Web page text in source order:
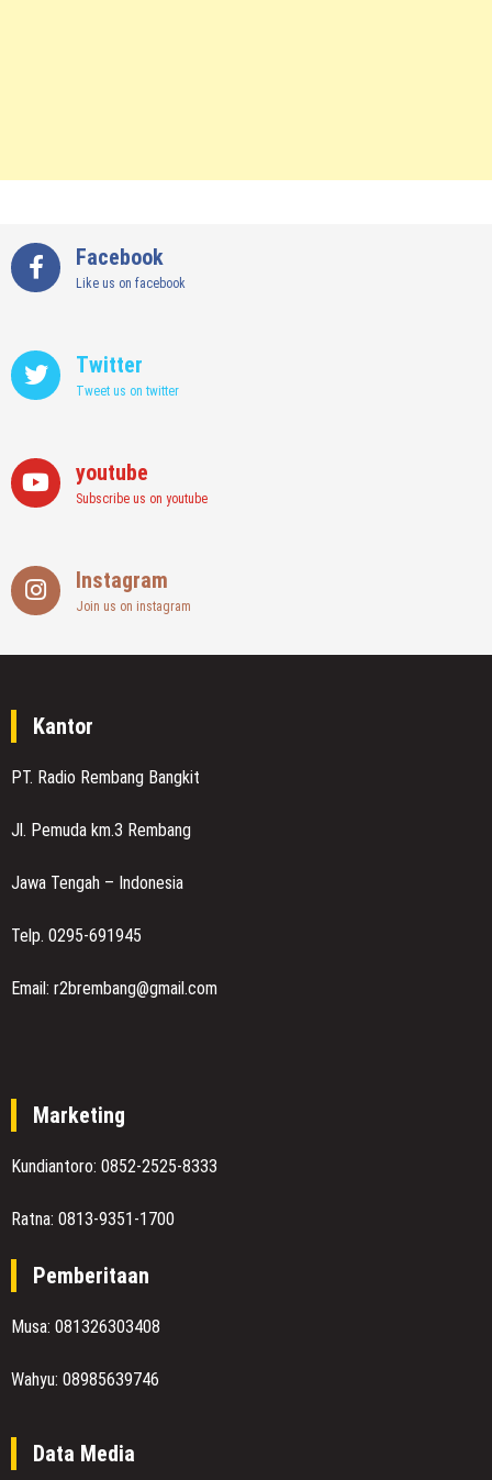
Facebook
Like us on facebook
Twitter
Tweet us on twitter
youtube
Subscribe us on youtube
Instagram
Join us on instagram
Kantor
PT. Radio Rembang Bangkit
Jl. Pemuda km.3 Rembang
Jawa Tengah – Indonesia
Telp. 0295-691945
Email: r2brembang@gmail.com
Marketing
Kundiantoro: 0852-2525-8333
Ratna: 0813-9351-1700
Pemberitaan
Musa: 081326303408
Wahyu: 08985639746
Data Media